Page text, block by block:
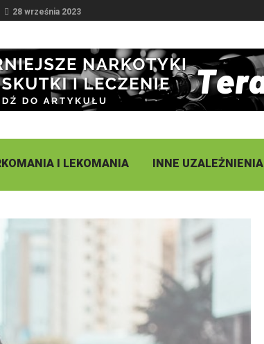
28 września 2023
I LEKOMANIA INNE UZALEŻNIENIA